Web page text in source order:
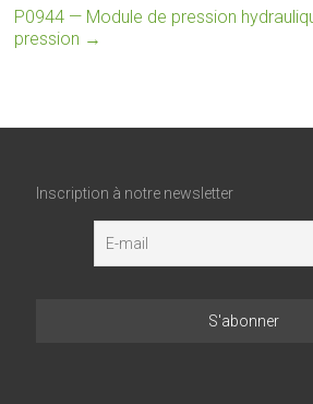
P0944 — Module de pression
pression →
Inscription à notre newsletter